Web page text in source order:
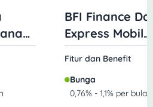
BFI Finance
Express Mobil
Jaminan BPKB
Fitur dan Benefit
Bunga
0,76% - 1,1% per bulan